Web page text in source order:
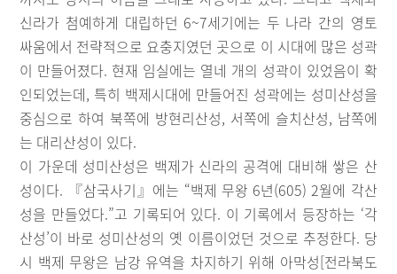
신라가 첨예하게 대립하던 6~7세기에는 두 나라 간의 영토
싸움에서 전략적으로 요충지였던 곳으로 이 시대에 많은 성곽
이 만들어졌다. 현재 임실에는 열네 개의 성곽이 있었음이 확
인되었는데, 특히 백제시대에 만들어진 성곽에는 성미산성을
중심으로 하여 북쪽에 방현리산성, 서쪽에 슬치산성, 남쪽에
는 대리산성이 있다.
이 가운데 성미산성은 백제가 신라의 공격에 대비해 쌓은 산
성이다. 『삼국사기』에는 “백제 무왕 6년(605) 2월에 각산
성을 만들었다.”고 기록되어 있다. 이 기록에서 등장하는 ‘각
산성’이 바로 성미산성의 옛 이름이었던 것으로 추정한다. 당
시 백제 무왕은 남강 유역을 차지하기 위해 아막성[전라북도